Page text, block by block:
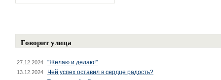
Говорит улица
27.12.2024 "Желаю и делаю!"
13.12.2024 Чей успех оставил в сердце радость?